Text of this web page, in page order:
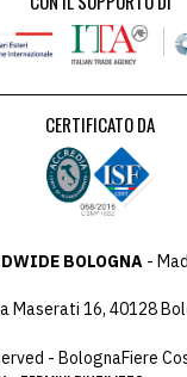
CERTIFICATO DA
BOLOGNA -
Maserati 16, 40128
- BolognaFiere